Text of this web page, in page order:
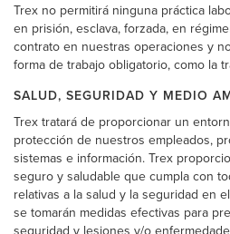
Trex no permitirá ninguna práctica
en prisión, esclava, forzada, en
contrato en nuestras operaciones y
forma de trabajo obligatorio, como la
SALUD, SEGURIDAD Y MEDIO
Trex tratará de proporcionar un
protección de nuestros empleados,
sistemas e información. Trex
seguro y saludable que cumpla con
relativas a la salud y la seguridad en
se tomarán medidas efectivas para
seguridad y lesiones y/o